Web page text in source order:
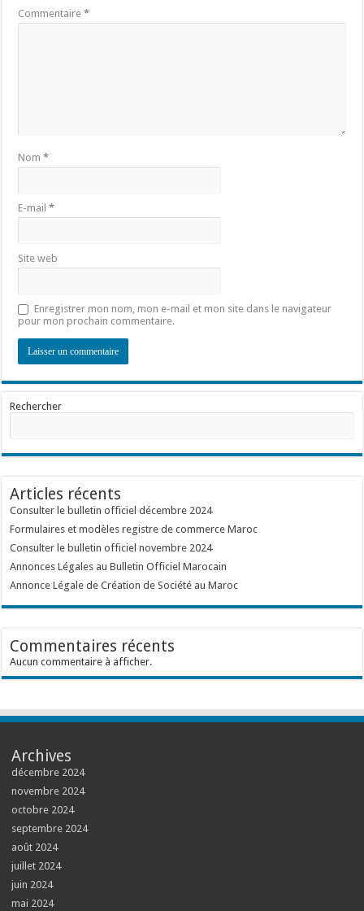
Commentaire*
Nom*
E-mail*
Site web
Enregistrer mon nom, mon e-mail et mon site dans le navigateur
pour mon prochain commentaire.
Rechercher
Articles récents
Consulter le bulletin officiel décembre 2024
Formulaires et modèles registre de commerce Maroc
Consulter le bulletin officiel novembre 2024
Annonces Légales au Bulletin Officiel Marocain
Annonce Légale de Création de Société au Maroc
Commentaires récents
Aucun commentaire à afficher.
Archives
décembre 2024
novembre 2024
octobre 2024
septembre 2024
août 2024
juillet 2024
juin 2024
mai 2024